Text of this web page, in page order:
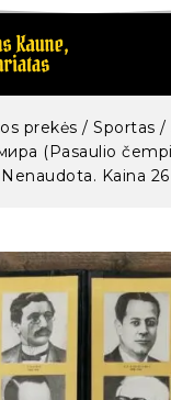
prekės / Sportas /
(Pasaulio
Nenaudota. Kaina 26